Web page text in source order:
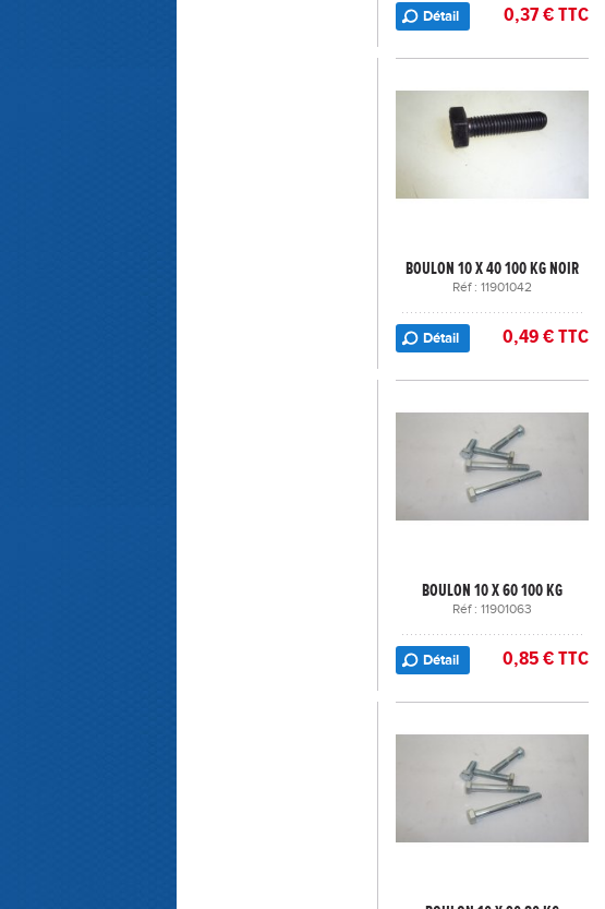
Détail 0,37 € TTC
BOULON 10 X 40 100 KG NOIR
Réf : 11901042
Détail 0,49 € TTC
BOULON 10 X 60 100 KG
Réf : 11901063
Détail 0,85 € TTC